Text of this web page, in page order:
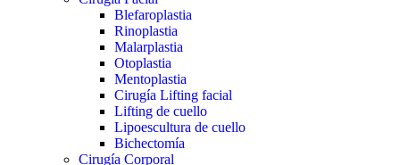
Blefaroplastia
Rinoplastia
Malarplastia
Otoplastia
Mentoplastia
Cirugía Lifting facial
Lifting de cuello
Lipoescultura de cuello
Bichectomía
Cirugía Corporal